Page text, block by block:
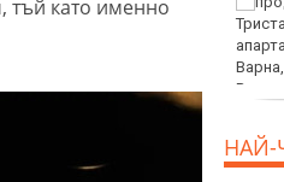
, тъй като именно
НАЙ-